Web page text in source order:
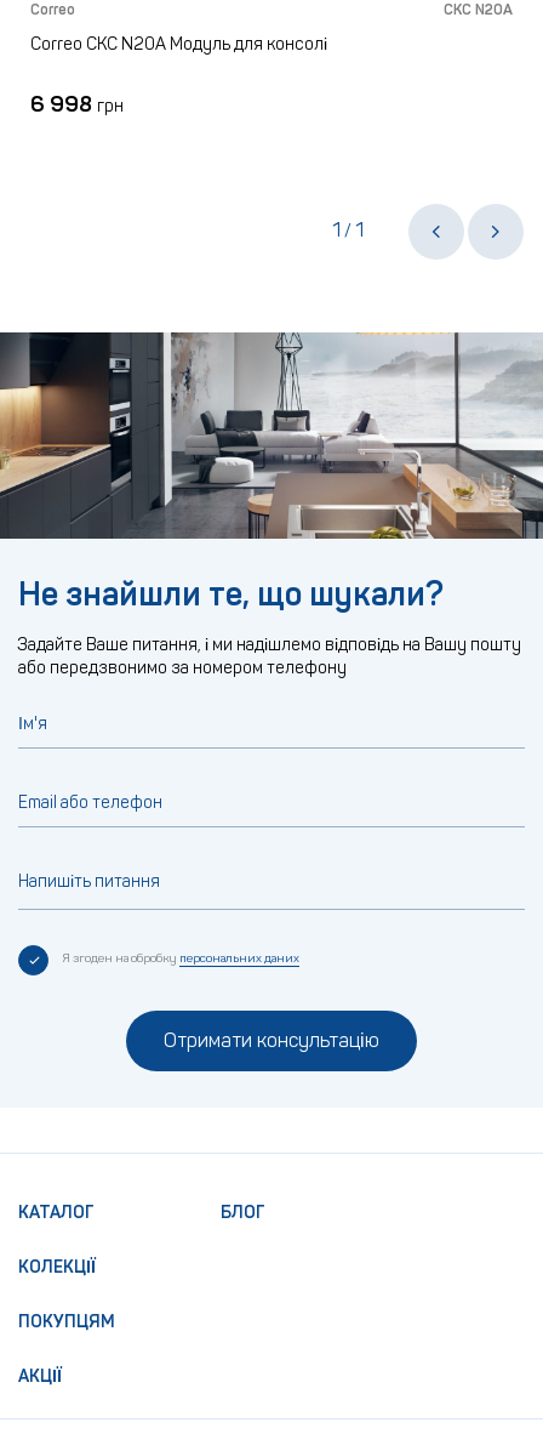
Correo CKC N20A
Correo CKC N20A Модуль для консолі
6 998 грн
1 /1
Не знайшли те, що шукали?
Задайте Ваше питання, і ми надішлемо відповідь на Вашу пошту
або передзвонимо за номером телефону
Ім'я
Email або телефон
Напишіть питання
Я згоден на обробку персональних даних
Отримати консультацію
КАТАЛОГ
КОЛЕКЦІЇ
ПОКУПЦЯМ
АКЦІЇ
БЛОГ